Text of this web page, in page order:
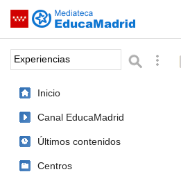
Saltar navegación
Palabra o frase:
Inicio
Canal EducaMadrid
Últimos contenidos
Centros